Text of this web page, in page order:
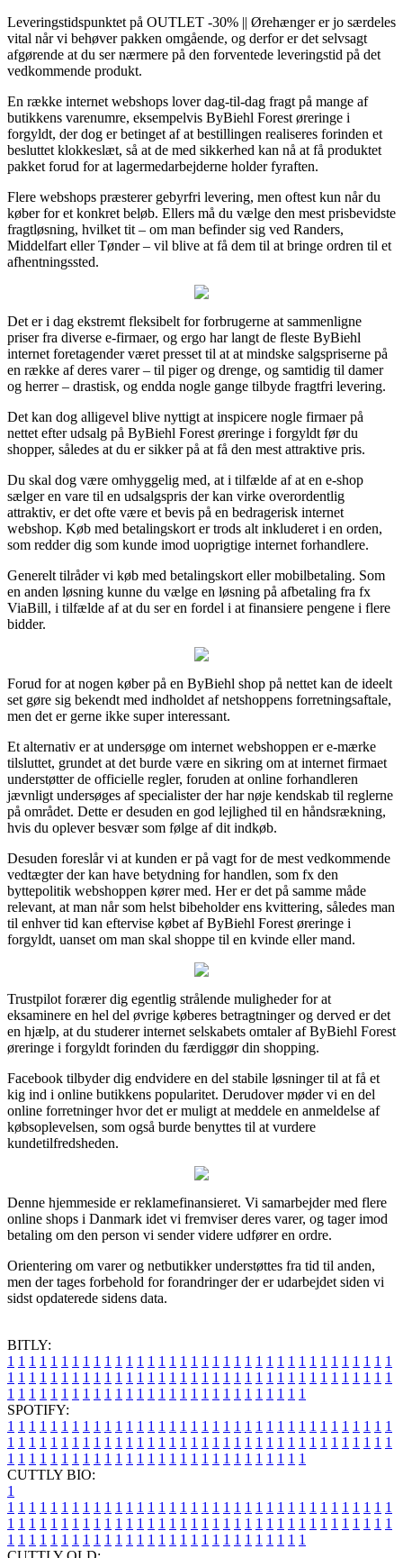
Leveringstidspunktet på OUTLET -30% || Ørehænger er jo særdeles
vital når vi behøver pakken omgående, og derfor er det selvsagt
afgørende at du ser nærmere på den forventede leveringstid på det
vedkommende produkt.
En række internet webshops lover dag-til-dag fragt på mange af
butikkens varenumre, eksempelvis ByBiehl Forest øreringe i
forgyldt, der dog er betinget af at bestillingen realiseres forinden et
besluttet klokkeslæt, så at de med sikkerhed kan nå at få produktet
pakket forud for at lagermedarbejderne holder fyraften.
Flere webshops præsterer gebyrfri levering, men oftest kun når du
køber for et konkret beløb. Ellers må du vælge den mest prisbevidste
fragtløsning, hvilket tit – om man befinder sig ved Randers,
Middelfart eller Tønder – vil blive at få dem til at bringe ordren til et
afhentningssted.
Det er i dag ekstremt fleksibelt for forbrugerne at sammenligne
priser fra diverse e-firmaer, og ergo har langt de fleste ByBiehl
internet foretagender været presset til at at mindske salgspriserne på
en række af deres varer – til piger og drenge, og samtidig til damer
og herrer – drastisk, og endda nogle gange tilbyde fragtfri levering.
Det kan dog alligevel blive nyttigt at inspicere nogle firmaer på
nettet efter udsalg på ByBiehl Forest øreringe i forgyldt før du
shopper, således at du er sikker på at få den mest attraktive pris.
Du skal dog være omhyggelig med, at i tilfælde af at en e-shop
sælger en vare til en udsalgspris der kan virke overordentlig
attraktiv, er det ofte være et bevis på en bedragerisk internet
webshop. Køb med betalingskort er trods alt inkluderet i en orden,
som redder dig som kunde imod uoprigtige internet forhandlere.
Generelt tilråder vi køb med betalingskort eller mobilbetaling. Som
en anden løsning kunne du vælge en løsning på afbetaling fra fx
ViaBill, i tilfælde af at du ser en fordel i at finansiere pengene i flere
bidder.
Forud for at nogen køber på en ByBiehl shop på nettet kan de ideelt
set gøre sig bekendt med indholdet af netshoppens forretningsaftale,
men det er gerne ikke super interessant.
Et alternativ er at undersøge om internet webshoppen er e-mærke
tilsluttet, grundet at det burde være en sikring om at internet firmaet
understøtter de officielle regler, foruden at online forhandleren
jævnligt undersøges af specialister der har nøje kendskab til reglerne
på området. Dette er desuden en god lejlighed til en håndsrækning,
hvis du oplever besvær som følge af dit indkøb.
Desuden foreslår vi at kunden er på vagt for de mest vedkommende
vedtægter der kan have betydning for handlen, som fx den
byttepolitik webshoppen kører med. Her er det på samme måde
relevant, at man når som helst bibeholder ens kvittering, således man
til enhver tid kan eftervise købet af ByBiehl Forest øreringe i
forgyldt, uanset om man skal shoppe til en kvinde eller mand.
Trustpilot forærer dig egentlig strålende muligheder for at
eksaminere en hel del øvrige køberes betragtninger og derved er det
en hjælp, at du studerer internet selskabets omtaler af ByBiehl Forest
øreringe i forgyldt forinden du færdiggør din shopping.
Facebook tilbyder dig endvidere en del stabile løsninger til at få et
kig ind i online butikkens popularitet. Derudover møder vi en del
online forretninger hvor det er muligt at meddele en anmeldelse af
købsoplevelsen, som også burde benyttes til at vurdere
kundetilfredsheden.
Denne hjemmeside er reklamefinansieret. Vi samarbejder med flere
online shops i Danmark idet vi fremviser deres varer, og tager imod
betaling om den person vi sender videre udfører en ordre.
Orientering om varer og netbutikker understøttes fra tid til anden,
men der tages forbehold for forandringer der er udarbejdet siden vi
sidst opdaterede sidens data.
BITLY:
1 1 1 1 1 1 1 1 1 1 1 1 1 1 1 1 1 1 1 1 1 1 1 1 1 1 1 1 1 1 1 1 1 1 1 1
1 1 1 1 1 1 1 1 1 1 1 1 1 1 1 1 1 1 1 1 1 1 1 1 1 1 1 1 1 1 1 1 1 1 1 1
1 1 1 1 1 1 1 1 1 1 1 1 1 1 1 1 1 1 1 1 1 1 1 1 1 1 1 1
SPOTIFY:
1 1 1 1 1 1 1 1 1 1 1 1 1 1 1 1 1 1 1 1 1 1 1 1 1 1 1 1 1 1 1 1 1 1 1 1
1 1 1 1 1 1 1 1 1 1 1 1 1 1 1 1 1 1 1 1 1 1 1 1 1 1 1 1 1 1 1 1 1 1 1 1
1 1 1 1 1 1 1 1 1 1 1 1 1 1 1 1 1 1 1 1 1 1 1 1 1 1 1 1
CUTTLY BIO:
1
1 1 1 1 1 1 1 1 1 1 1 1 1 1 1 1 1 1 1 1 1 1 1 1 1 1 1 1 1 1 1 1 1 1 1 1
1 1 1 1 1 1 1 1 1 1 1 1 1 1 1 1 1 1 1 1 1 1 1 1 1 1 1 1 1 1 1 1 1 1 1 1
1 1 1 1 1 1 1 1 1 1 1 1 1 1 1 1 1 1 1 1 1 1 1 1 1 1 1 1